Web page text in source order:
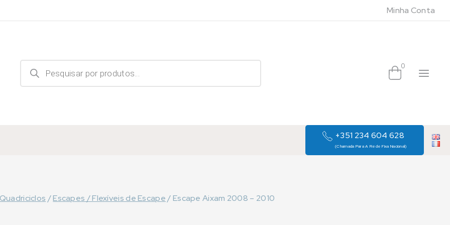
Minha Conta
Products
search 0
+351 234 604 628
(Chamada Para A Rede Fixa Nacional)
Quadriciclos /Escapes / Flexíveis de Escape /Escape Aixam 2008 – 2010